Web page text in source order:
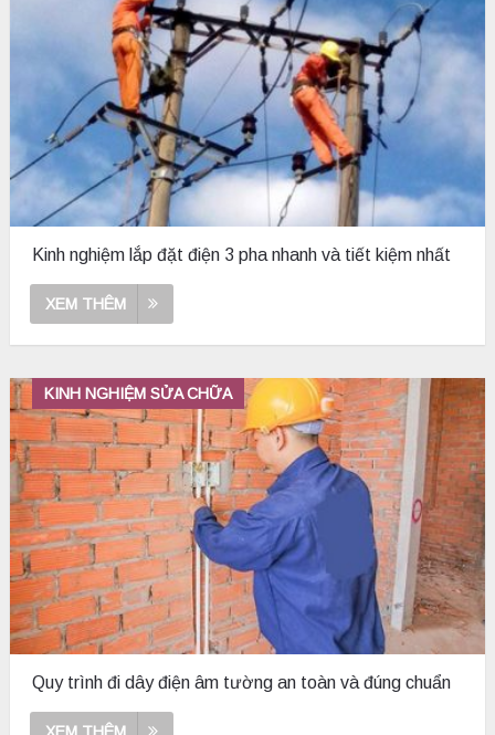
Kinh nghiệm lắp đặt điện 3 pha nhanh và tiết kiệm nhất
XEM THÊM
KINH NGHIỆM SỬA CHỮA
Quy trình đi dây điện âm tường an toàn và đúng chuẩn